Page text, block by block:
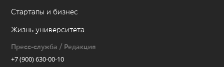
Стартапы и бизнес
Жизнь университета
Пресс-служба / Редакция
+7 (900) 630-00-10